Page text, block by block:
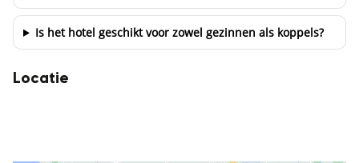
Is het hotel geschikt voor zowel gezinnen als koppels?
Locatie